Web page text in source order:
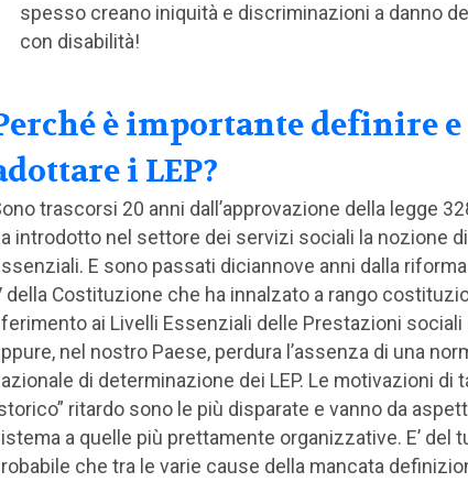
spesso creano iniquità e discriminazioni a danno
con disabilità!
è importante definire e
i LEP?
trascorsi 20 anni dall’approvazione della legge
introdotto nel settore dei servizi sociali la nozione
E sono passati diciannove anni dalla
della Costituzione che ha innalzato a rango
ai Livelli Essenziali delle Prestazioni sociali
nel nostro Paese, perdura l’assenza di una
di determinazione dei LEP. Le motivazioni di
ritardo sono le più disparate e vanno da
a quelle più prettamente organizzative. E’ del
che tra le varie cause della mancata